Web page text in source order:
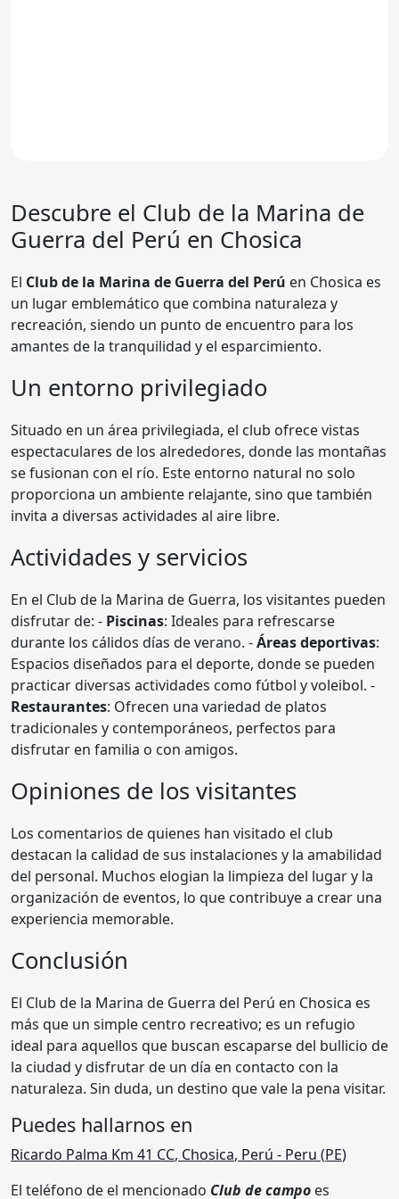
Descubre el Club de la Marina de
Guerra del Perú en Chosica
El Club de la Marina de Guerra del Perú en Chosica es
un lugar emblemático que combina naturaleza y
recreación, siendo un punto de encuentro para los
amantes de la tranquilidad y el esparcimiento.
Un entorno privilegiado
Situado en un área privilegiada, el club ofrece vistas
espectaculares de los alrededores, donde las montañas
se fusionan con el río. Este entorno natural no solo
proporciona un ambiente relajante, sino que también
invita a diversas actividades al aire libre.
Actividades y servicios
En el Club de la Marina de Guerra, los visitantes pueden
disfrutar de: - Piscinas: Ideales para refrescarse
durante los cálidos días de verano. -Áreas deportivas:
Espacios diseñados para el deporte, donde se pueden
practicar diversas actividades como fútbol y voleibol. -
Restaurantes: Ofrecen una variedad de platos
tradicionales y contemporáneos, perfectos para
disfrutar en familia o con amigos.
Opiniones de los visitantes
Los comentarios de quienes han visitado el club
destacan la calidad de sus instalaciones y la amabilidad
del personal. Muchos elogian la limpieza del lugar y la
organización de eventos, lo que contribuye a crear una
experiencia memorable.
Conclusión
El Club de la Marina de Guerra del Perú en Chosica es
más que un simple centro recreativo; es un refugio
ideal para aquellos que buscan escaparse del bullicio de
la ciudad y disfrutar de un día en contacto con la
naturaleza. Sin duda, un destino que vale la pena visitar.
Puedes hallarnos en
Ricardo Palma Km 41 CC, Chosica, Perú - Peru (PE)
El teléfono de el mencionado Club de campo es